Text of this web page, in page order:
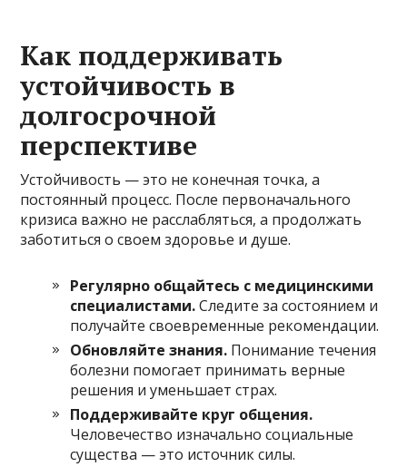
Как поддерживать
устойчивость в
долгосрочной
перспективе
Устойчивость — это не конечная точка, а
постоянный процесс. После первоначального
кризиса важно не расслабляться, а продолжать
заботиться о своем здоровье и душе.
Регулярно общайтесь с медицинскими
специалистами.Следите за состоянием и
получайте своевременные рекомендации.
Обновляйте знания. Понимание течения
болезни помогает принимать верные
решения и уменьшает страх.
Поддерживайте круг общения.
Человечество изначально социальные
существа — это источник силы.